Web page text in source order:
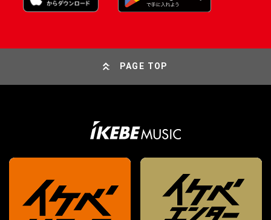
PAGE TOP